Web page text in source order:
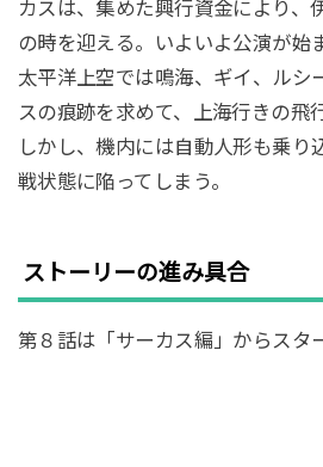
カスは、集めた興行資金により、
の時を迎える。いよいよ公演が始
太平洋上空では鳴海、ギイ、ルシ
スの痕跡を求めて、上海行きの飛
しかし、機内には自動人形も乗り
戦状態に陥ってしまう。
ストーリーの進み具合
第８話は「サーカス編」からスタ